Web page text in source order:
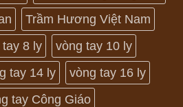
Trầm Hương Việt Nam
8 ly
vòng tay 10 ly
tay 14 ly
vòng tay 16 ly
tay Công Giáo